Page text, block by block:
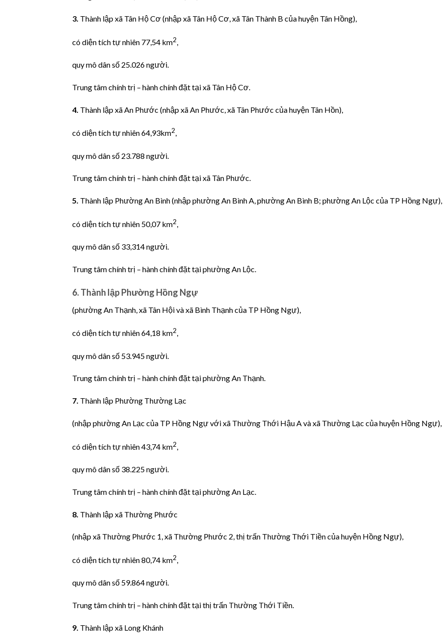
3. Thành lập xã Tân Hộ Cơ (nhập xã Tân Hộ Cơ, xã Tân Thành B của huyện Tân Hồng),
có diện tích tự nhiên 77,54 km2,
quy mô dân số 25.026 người.
Trung tâm chính trị – hành chính đặt tại xã Tân Hộ Cơ.
4. Thành lập xã An Phước (nhập xã An Phước, xã Tân Phước của huyện Tân Hồn),
có diện tích tự nhiên 64,93km2,
quy mô dân số 23.788 người.
Trung tâm chính trị – hành chính đặt tại xã Tân Phước.
5. Thành lập Phường An Bình (nhập phường An Bình A, phường An Bình B; phường An Lộc của TP Hồng Ngự),
có diện tích tự nhiên 50,07 km2,
quy mô dân số 33,314 người.
Trung tâm chính trị – hành chính đặt tại phường An Lộc.
6.Thành lập Phường Hồng Ngự
(phường An Thạnh, xã Tân Hội và xã Bình Thạnh của TP Hồng Ngự),
có diện tích tự nhiên 64,18 km2,
quy mô dân số 53.945 người.
Trung tâm chính trị – hành chính đặt tại phường An Thạnh.
7. Thành lập Phường Thường Lạc
(nhập phường An Lạc của TP Hồng Ngự với xã Thường Thới Hậu A và xã Thường Lạc của huyện Hồng Ngự),
có diện tích tự nhiên 43,74 km2,
quy mô dân số 38.225 người.
Trung tâm chính trị – hành chính đặt tại phường An Lạc.
8. Thành lập xã Thường Phước
(nhập xã Thường Phước 1, xã Thường Phước 2, thị trấn Thường Thới Tiền của huyện Hồng Ngự),
có diện tích tự nhiên 80,74 km2,
quy mô dân số 59.864 người.
Trung tâm chính trị – hành chính đặt tại thị trấn Thường Thới Tiền.
9. Thành lập xã Long Khánh